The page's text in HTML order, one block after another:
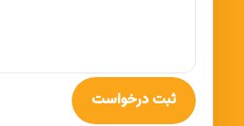
ثبت درخواست